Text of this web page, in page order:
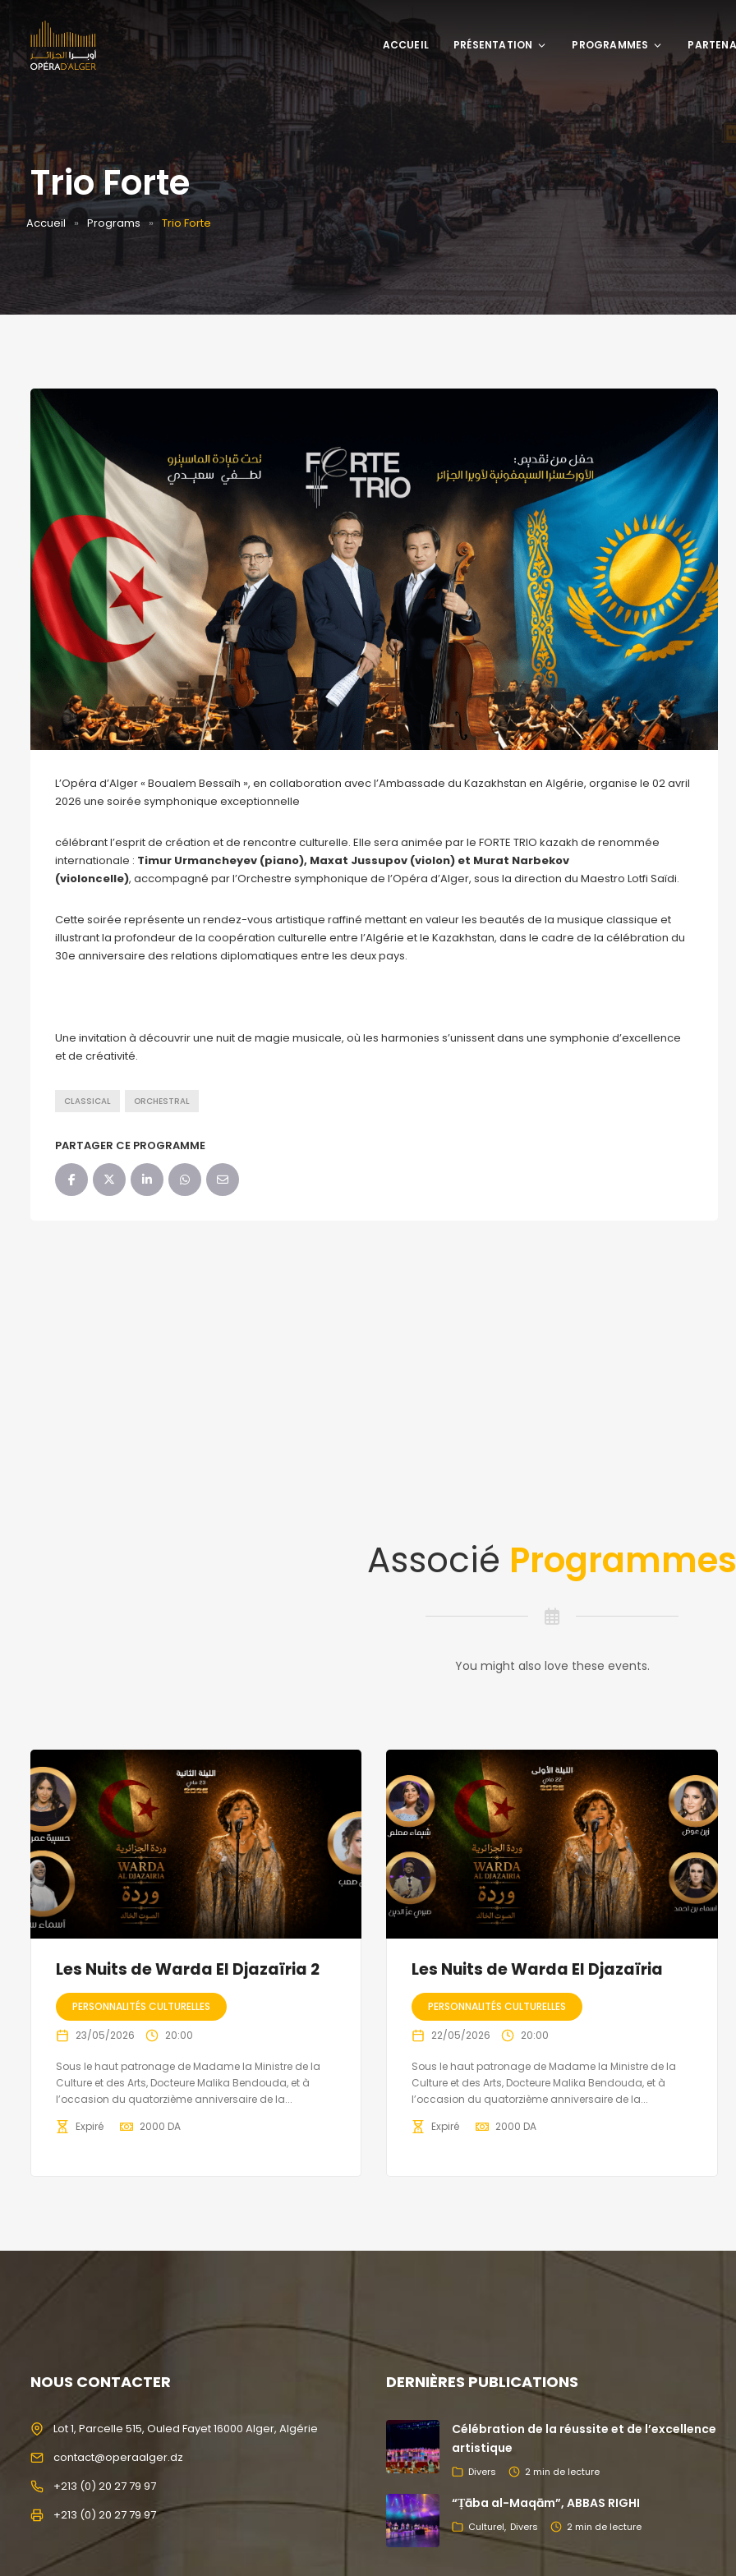
ACCUEIL PRÉSENTATION PROGRAMMES
Trio Forte
Accueil Programs Trio Forte
L’Opéra d’Alger « Boualem Bessaïh », en collaboration avec l’Ambassade du Kazakhstan en Algérie, organise le 02 avril
2026 une soirée symphonique exceptionnelle
célébrant l’esprit de création et de rencontre culturelle. Elle sera animée par le FORTE TRIO kazakh de renommée
internationale : Timur Urmancheyev (piano), Maxat Jussupov (violon) et Murat Narbekov
(violoncelle), accompagné par l’Orchestre symphonique de l’Opéra d’Alger, sous la direction du Maestro Lotfi Saïdi.
Cette soirée représente un rendez-vous artistique raffiné mettant en valeur les beautés de la musique classique et
illustrant la profondeur de la coopération culturelle entre l’Algérie et le Kazakhstan, dans le cadre de la célébration du
30e anniversaire des relations diplomatiques entre les deux pays.
Une invitation à découvrir une nuit de magie musicale, où les harmonies s’unissent dans une symphonie d’excellence
et de créativité.
CLASSICAL ORCHESTRAL
PARTAGER CE PROGRAMME
Associé Programmes
You might also love these events.
Les Nuits de Warda El Djazaïria 2
PERSONNALITÉS CULTURELLES
23/05/2026 20:00
Sous le haut patronage de Madame la Ministre de la
Culture et des Arts, Docteure Malika Bendouda, et à
l’occasion du quatorzième anniversaire de la...
Expiré
2000 DA
Les Nuits de Warda El Djazaïria
PERSONNALITÉS CULTURELLES
22/05/2026 20:00
Sous le haut patronage de Madame la Ministre de la
Culture et des Arts, Docteure Malika Bendouda, et à
l’occasion du quatorzième anniversaire de la...
Expiré
2000 DA
NOUS CONTACTER
Lot 1, Parcelle 515, Ouled Fayet 16000 Alger, Algérie
contact@operaalger.dz
+213 (0) 20 27 79 97
+213 (0) 20 27 79 97
DERNIÈRES PUBLICATIONS
Célébration de la réussite et de l’excellence
artistique
Divers 2 min de lecture
“Ṭāba al-Maqām”, ABBAS RIGHI
Culturel Divers 2 min de lecture